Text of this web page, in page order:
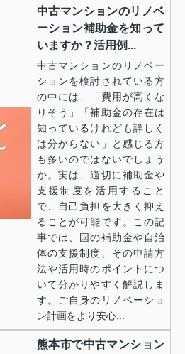
中古マンションのリノベ
ーション補助金を知って
いますか？活用例...
中古マンションのリノベー
ションを検討されている方
の中には、「費用が高くな
りそう」「補助金の存在は
知っているけれども詳しく
は分からない」と感じる方
も多いのではないでしょう
か。実は、適切に補助金や
支援制度を活用すること
で、自己負担を大きく抑え
ることが可能です。この記
事では、国の補助金や自治
体の支援制度、その申請方
法や活用時のポイントにつ
いて分かりやすく解説しま
す。ご自身のリノベーショ
ン計画をより安心...
熊本市で中古マンション